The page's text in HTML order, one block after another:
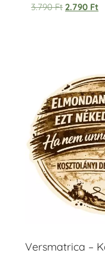
3.790Ft 2.790 Ft
Versmatrica –